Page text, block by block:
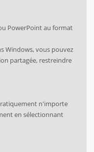
PowerPoint au format
Windows, vous pouvez
partagée, restreindre
n'importe
en sélectionnant